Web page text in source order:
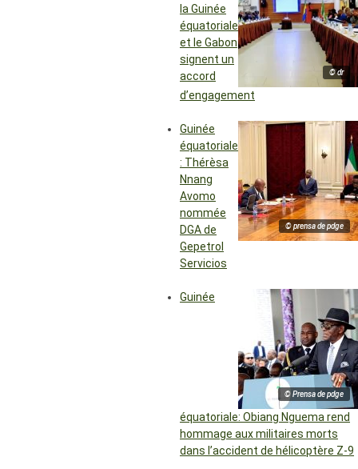
© dr
la Guinée
équatoriale
et le Gabon
signent un
accord
d’engagement
© prensa de pdge
Guinée
équatoriale
: Thérèsa
Nnang
Avomo
nommée
DGA de
Gepetrol
Servicios
© Prensa de pdge
Guinée
équatoriale: Obiang Nguema rend
hommage aux militaires morts
dans l’accident de hélicoptère Z-9